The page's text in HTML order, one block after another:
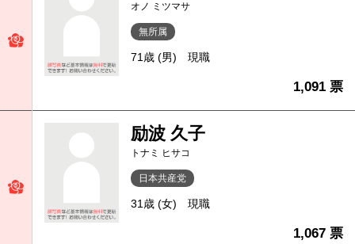
オノ ミツマサ
無所属
71歳 (男) 現職
1,091 票
励波 久子
トナミ ヒサコ
日本共産党
31歳 (女) 現職
1,067 票